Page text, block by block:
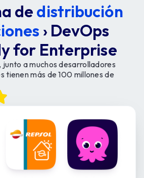
de distribución
› DevOps
for Enterprise
junto a muchos desarrolladores
tienen más de 100 millones de